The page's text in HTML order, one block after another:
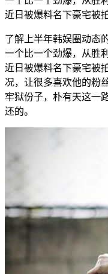
近日被爆料名下豪宅被
了解上半年韩娱圈动态
一个比一个劲爆，从胜
近日被爆料名下豪宅被
况，让很多喜欢他的粉
牢狱份子，朴有天这一
还的。